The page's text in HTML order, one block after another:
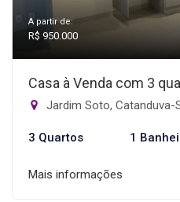
A partir de:
R$ 950.000
Casa à Venda com 3
Jardim Soto, Catanduva-
3 Quartos 1
Mais informações